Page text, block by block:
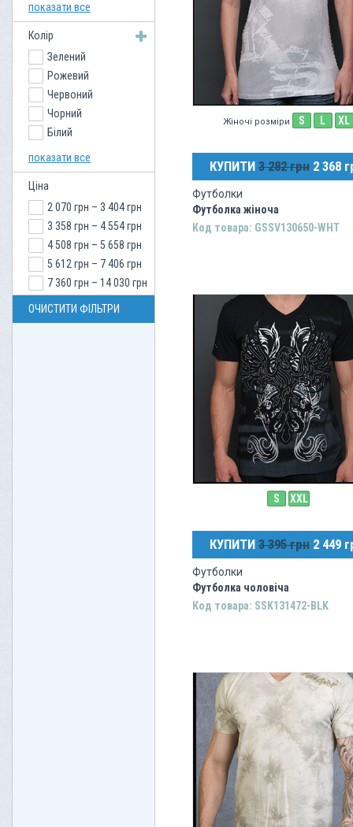
Жіночі розміри S L XL
КУПИТИ 3 282 грн 2 368
Футболки
Футболка жіноча
Код товара: GSSV130650-WHT
S XXL
КУПИТИ 3 395 грн 2 449
Футболки
Футболка чоловіча
Код товара: SSK131472-BLK
Women S
Women M
Women L
Women XL
показати все
Колір
Зелений
Рожевий
Червоний
Чорний
Білий
Блакитний
Помаранчевий
Коричневий
Сірий
Оливковий
Кремовий
Слонова Кістка
Пурпурний
Бузковий
показати все
Ціна
2 070 грн – 3 404 грн
3 358 грн – 4 554 грн
4 508 грн – 5 658 грн
5 612 грн – 7 406 грн
7 360 грн – 14 030 грн
ОЧИСТИТИ ФІЛЬТРИ